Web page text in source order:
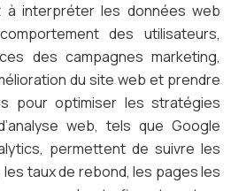
à interpréter les données web
des utilisateurs,
des campagnes marketing,
du site web et prendre
pour optimiser les stratégies
web, tels que Google
permettent de suivre les
taux de rebond, les pages les